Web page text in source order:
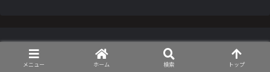
メニュー ホーム 検索 トップ